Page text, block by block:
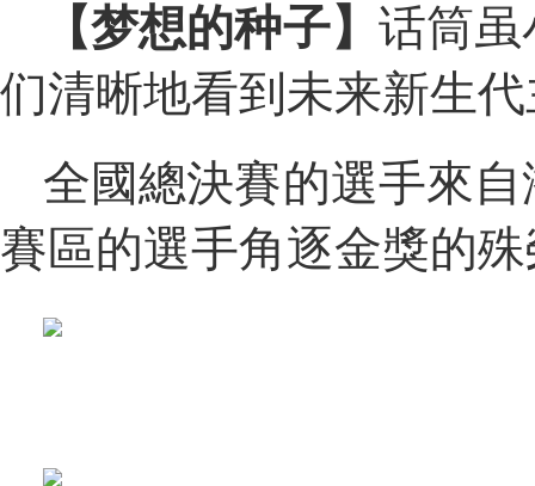
【梦想的种子】 话筒
们清晰地看到未来新生
全國總決賽的選手來
賽區的選手角逐金獎的